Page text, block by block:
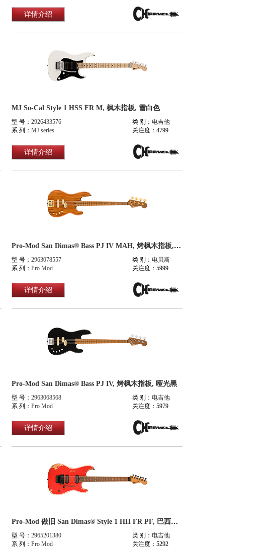
详情介绍
MJ So-Cal Style 1 HSS FR M, 枫木指板, 雪白色
型 号： 2926433576 类 别： 电吉他
系 列： MJ series 关注度：4799
详情介绍
Pro-Mod San Dimas® Bass PJ IV MAH, 烤枫木指板, 桃花芯木原色
型 号： 2963078557 类 别： 电贝斯
系 列： Pro Mod 关注度：5999
详情介绍
Pro-Mod San Dimas® Bass PJ IV, 烤枫木指板, 哑光黑
型 号： 2963068568 类 别： 电吉他
系 列： Pro Mod 关注度：5979
详情介绍
Pro-Mod 做旧 San Dimas® Style 1 HH FR PF, 巴西红檀木指板, 做旧橙
型 号： 2965201380 类 别： 电吉他
系 列： Pro Mod 关注度：5292